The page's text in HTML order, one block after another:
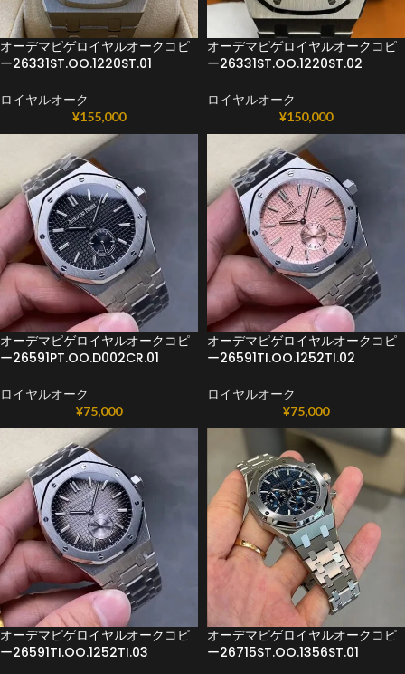
オーデマピゲロイヤルオークコピ
ー26331ST.OO.1220ST.01
ロイヤルオーク
¥155,000
オーデマピゲロイヤルオークコピ
ー26331ST.OO.1220ST.02
ロイヤルオーク
¥150,000
オーデマピゲロイヤルオークコピ
ー26591PT.OO.D002CR.01
ロイヤルオーク
¥75,000
オーデマピゲロイヤルオークコピ
ー26591TI.OO.1252TI.02
ロイヤルオーク
¥75,000
オーデマピゲロイヤルオークコピ
ー26591TI.OO.1252TI.03
オーデマピゲロイヤルオークコピ
ー26715ST.OO.1356ST.01